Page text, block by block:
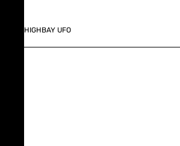
HIGHBAY UFO